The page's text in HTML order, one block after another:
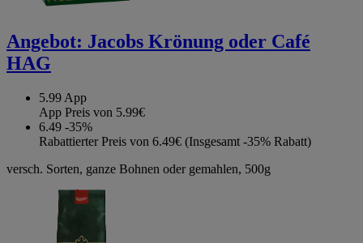
Angebot: Jacobs Krönung oder Café
HAG
5.99 App
App Preis von 5.99€
6.49 -35%
Rabattierter Preis von 6.49€ (Insgesamt -35% Rabatt)
versch. Sorten, ganze Bohnen oder gemahlen, 500g